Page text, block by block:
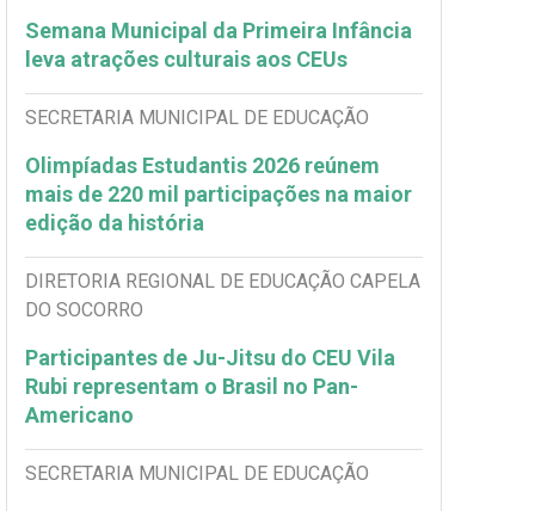
Semana Municipal da Primeira Infância
leva atrações culturais aos CEUs
SECRETARIA MUNICIPAL DE EDUCAÇÃO
Olimpíadas Estudantis 2026 reúnem
mais de 220 mil participações na maior
edição da história
DIRETORIA REGIONAL DE EDUCAÇÃO CAPELA
DO SOCORRO
Participantes de Ju-Jitsu do CEU Vila
Rubi representam o Brasil no Pan-
Americano
SECRETARIA MUNICIPAL DE EDUCAÇÃO